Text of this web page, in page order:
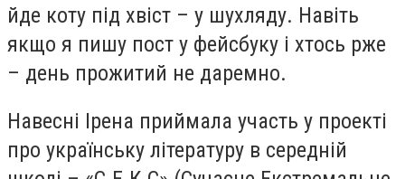
йде коту під хвіст – у шухляду. Навіть
якщо я пишу пост у фейсбуку і хтось рже
– день прожитий не даремно.
Навесні Ірена приймала участь у проекті
про українську літературу в середній